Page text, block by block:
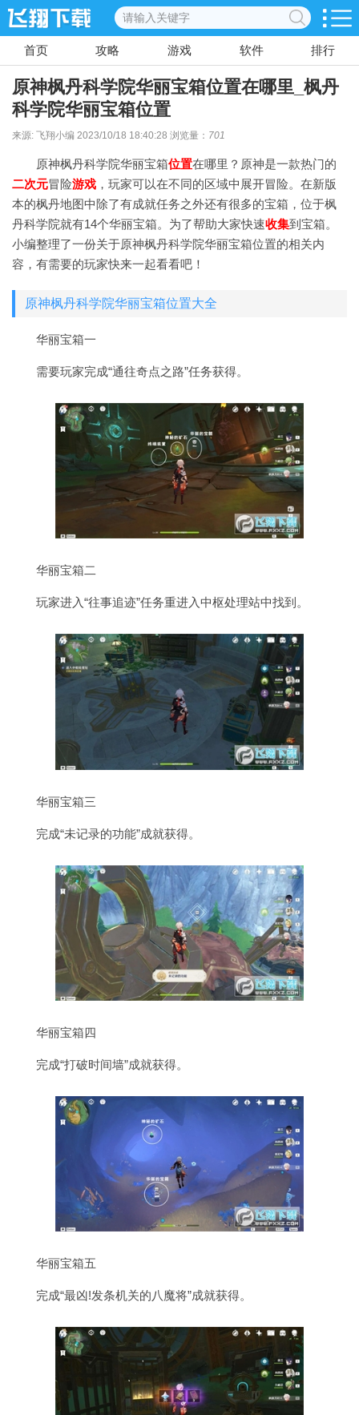
首页 攻略 游戏 软件 排行
原神枫丹科学院华丽宝箱位置在哪里_枫丹
科学院华丽宝箱位置
来源: 飞翔小编 2023/10/18 18:40:28 浏览量： 701
原神枫丹科学院华丽宝箱位置在哪里？原神是一款热门的
二次元冒险游戏 ，玩家可以在不同的区域中展开冒险。在新版
本的枫丹地图中除了有成就任务之外还有很多的宝箱，位于枫
丹科学院就有14个华丽宝箱。为了帮助大家快速收集到宝箱。
小编整理了一份关于原神枫丹科学院华丽宝箱位置的相关内
容，有需要的玩家快来一起看看吧！
原神枫丹科学院华丽宝箱位置大全
华丽宝箱一
需要玩家完成“通往奇点之路”任务获得。
华丽宝箱二
玩家进入“往事追迹”任务重进入中枢处理站中找到。
华丽宝箱三
完成“未记录的功能”成就获得。
华丽宝箱四
完成“打破时间墙”成就获得。
华丽宝箱五
完成“最凶!发条机关的八魔将”成就获得。